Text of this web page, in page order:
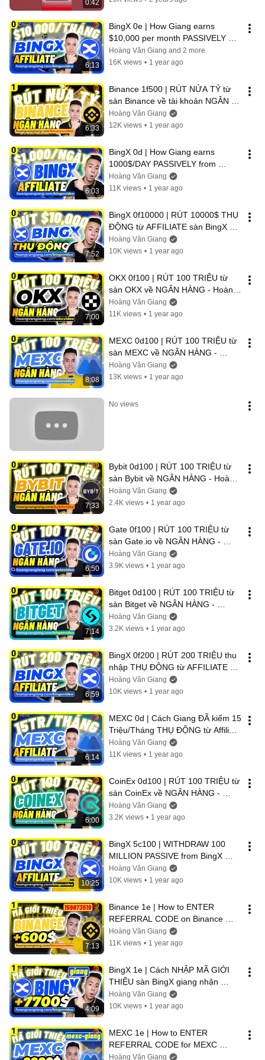
0:42
6:13
BingX 0e | How Giang earns
$10,000 per month PASSIVELY
from AFFILIATE BingX exchange
(REAL PROOF)
Hoàng Văn Giang and 2 more
16K views • 1 year ago
6:33
Binance 1f500 | RÚT NỬA TỶ từ
sàn Binance về tài khoản NGÂN
HÀNG - Hoàng Văn Giang
Hoàng Văn Giang
12K views • 1 year ago
6:03
BingX 0d | How Giang earns
1000$/DAY PASSIVELY from
AFFILIATE BingX A-Z (REAL
PROOF)
Hoàng Văn Giang
11K views • 1 year ago
7:52
BingX 0f10000 | RÚT 10000$ THỤ
ĐỘNG từ AFFILIATE sàn BingX về
NGÂN HÀNG - Hoàng Văn Giang
Hoàng Văn Giang
10K views • 1 year ago
7:00
OKX 0f100 | RÚT 100 TRIỆU từ
sàn OKX về NGÂN HÀNG - Hoàng
Văn Giang
Hoàng Văn Giang
11K views • 1 year ago
8:08
MEXC 0d100 | RÚT 100 TRIỆU từ
sàn MEXC về NGÂN HÀNG -
Hoàng Văn Giang
Hoàng Văn Giang
13K views • 1 year ago
No views
7:33
Bybit 0d100 | RÚT 100 TRIỆU từ
sàn Bybit về NGÂN HÀNG - Hoàng
Văn Giang
Hoàng Văn Giang
2.4K views • 1 year ago
6:50
Gate 0f100 | RÚT 100 TRIỆU từ
sàn Gate.io về NGÂN HÀNG -
Hoàng Văn Giang
Hoàng Văn Giang
3.9K views • 1 year ago
7:14
Bitget 0d100 | RÚT 100 TRIỆU từ
sàn Bitget về NGÂN HÀNG -
Hoàng Văn Giang
Hoàng Văn Giang
3.2K views • 1 year ago
6:59
BingX 0f200 | RÚT 200 TRIỆU thu
nhập THỤ ĐỘNG từ AFFILIATE
sàn BingX về tài khoản NGÂN
HÀNG
Hoàng Văn Giang
10K views • 1 year ago
6:14
MEXC 0d | Cách Giang ĐÃ kiếm 15
Triệu/Tháng THỤ ĐỘNG từ Affiliate
sàn MEXC (Bằng chứng THỰC
TẾ)
Hoàng Văn Giang
11K views • 1 year ago
6:00
CoinEx 0d100 | RÚT 100 TRIỆU từ
sàn CoinEx về NGÂN HÀNG -
Hoàng Văn Giang
Hoàng Văn Giang
3.2K views • 1 year ago
10:25
BingX 5c100 | WITHDRAW 100
MILLION PASSIVE from BingX
exchange AFFILIATE to BANK -
Hoang Van Giang
Hoàng Văn Giang
10K views • 1 year ago
7:13
Binance 1e | How to ENTER
REFERRAL CODE on Binance
159873519 to receive $600 bonus
- Hoang Van Giang
Hoàng Văn Giang
11K views • 1 year ago
4:09
BingX 1e | Cách NHẬP MÃ GIỚI
THIỆU sàn BingX giang nhận
7700$ bonus - Hoàng Văn Giang
Hoàng Văn Giang
10K views • 1 year ago
MEXC 1e | How to ENTER
REFERRAL CODE for MEXC
mexc-giang exchange to receive
Hoàng Văn Giang